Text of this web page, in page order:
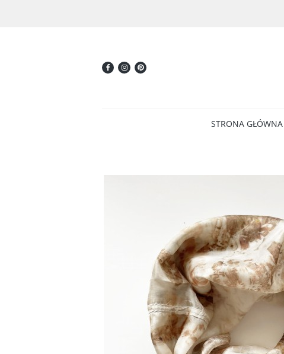
STRONA GŁÓWNA